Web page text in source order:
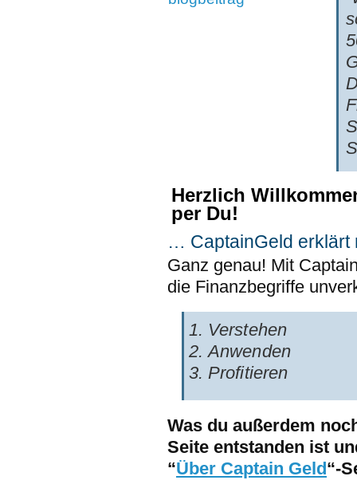
Herzlich
per Du!
… CaptainGeld erklärt
Ganz genau! Mit
die Finanzbegriffe
Verstehen
Anwenden
Profitieren
Was du außerdem
Seite entstanden ist
“Über Captain Geld “-